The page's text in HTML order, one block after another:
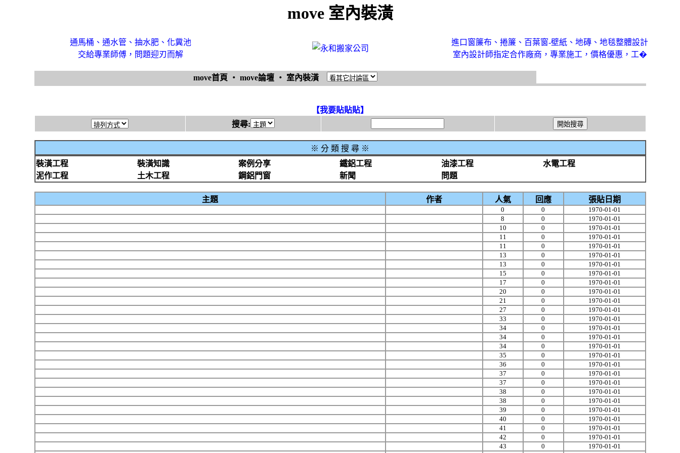
move 室內裝潢
通馬桶、通水管、抽水肥、化糞池
交給專業師傅，問題迎刃而解
進口窗簾布、捲簾、百葉窗-壁紙、地磚、地毯整體設計
室內設計師指定合作廠商，專業施工，價格優惠，工�
move首頁 ‧ move論壇 ‧ 室內裝潢
【我要貼貼貼】
搜尋:
※ 分 類 搜 尋 ※
裝潢工程
裝潢知識 案例分享 鐵鋁工程 油漆工程
水電工程
泥作工程
土木工程 鋼鋁門窗 新聞 問題
主題 作者 人氣 回應 張貼日期
0 0
1970-01-01
8
0
1970-01-01
10
0
1970-01-01
11
0
1970-01-01
11
0
1970-01-01
13
0
1970-01-01
13
0
1970-01-01
15
0
1970-01-01
17
0
1970-01-01
20
0
1970-01-01
21
0
1970-01-01
27
0
1970-01-01
33
0
1970-01-01
34
0
1970-01-01
34
0
1970-01-01
34
0
1970-01-01
35
0
1970-01-01
36
0
1970-01-01
37
0
1970-01-01
37
0
1970-01-01
38
0
1970-01-01
38
0
1970-01-01
39
0
1970-01-01
40
0
1970-01-01
41
0
1970-01-01
42
0
1970-01-01
43
0
1970-01-01